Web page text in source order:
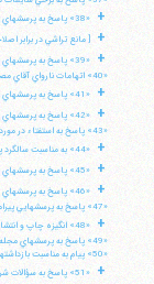
+ «38» پاسخ به پرسشهاي ارسال شده
+ [ مانع تراشي در برابر
+
«39» پاسخ به پرسشهاي دانشجويان دانشگاه اميركبير
«40» اتهامات نارواي آقاي مصباح يزدي به نيروهاي ملي مذهبي
+ «41» پاسخ به پرسشهاي انجمن اسلامي دانشجويان دانشگاه اميركبير
+
«42» پاسخ به پرسشهاي جمعي از دانشجويان تهران
«43» پاسخ به استفتاء در مورد گفتگوي تمدنها
+ «44» به مناسبت سالگرد پيروزي انقلاب اسلامي
+ «45» پاسخ به پرسشهاي مجله ديدگاه (چاپ كانادا)
+
«46» پاسخ به پرسشهاي روزنامه داچ (چاپ هلند)
«47» پاسخ به پرسشهايي پيرامون رفراندوم
+
«48» انگيزه چاپ و انتشار كتاب خاطرات
«49» پاسخ به پرسشهاي مجله سيما
«50» پيام به مناسبت بازداشتهاي سياسي نيروهاي ملي مذهبي
+
«51» پاسخ به سؤالات شرعي خانواده هاي بازداشت شدگان سياسي